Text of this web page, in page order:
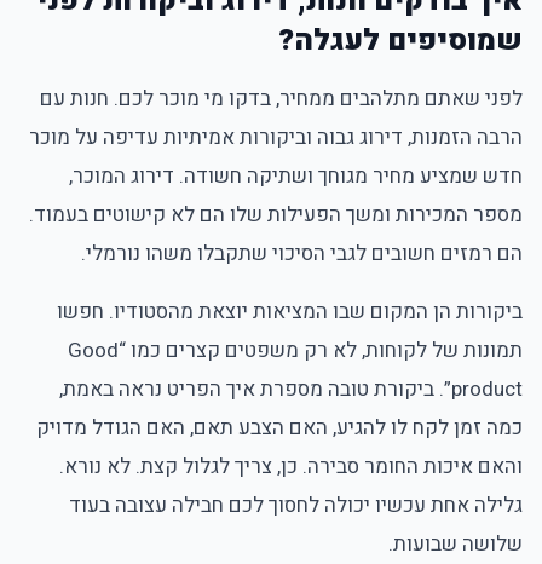
שמוסיפים לעגלה?
לפני שאתם מתלהבים ממחיר, בדקו מי מוכר לכם. חנות עם
הרבה הזמנות, דירוג גבוה וביקורות אמיתיות עדיפה על מוכר
חדש שמציע מחיר מגוחך ושתיקה חשודה. דירוג המוכר,
מספר המכירות ומשך הפעילות שלו הם לא קישוטים בעמוד.
הם רמזים חשובים לגבי הסיכוי שתקבלו משהו נורמלי.
ביקורות הן המקום שבו המציאות יוצאת מהסטודיו. חפשו
תמונות של לקוחות, לא רק משפטים קצרים כמו “Good
product”. ביקורת טובה מספרת איך הפריט נראה באמת,
כמה זמן לקח לו להגיע, האם הצבע תאם, האם הגודל מדויק
והאם איכות החומר סבירה. כן, צריך לגלול קצת. לא נורא.
גלילה אחת עכשיו יכולה לחסוך לכם חבילה עצובה בעוד
שלושה שבועות.